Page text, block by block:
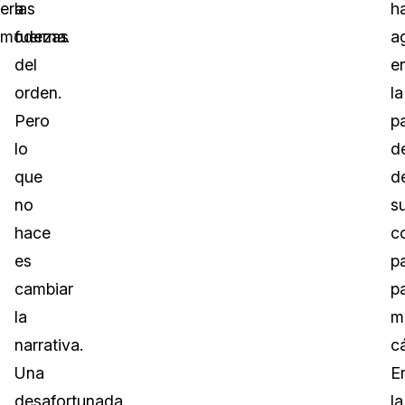
era
moderna.
las
fuerzas
del
orden.
Pero
lo
que
no
hace
es
cambiar
la
narrativa.
Una
desafortunada
la
la